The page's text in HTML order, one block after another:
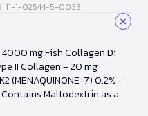
11-1-02544-5-0033
mg Fish Collagen Di
II Collagen – 20 mg
(MENAQUINONE-7) 0.2% -
Contains Maltodextrin as a